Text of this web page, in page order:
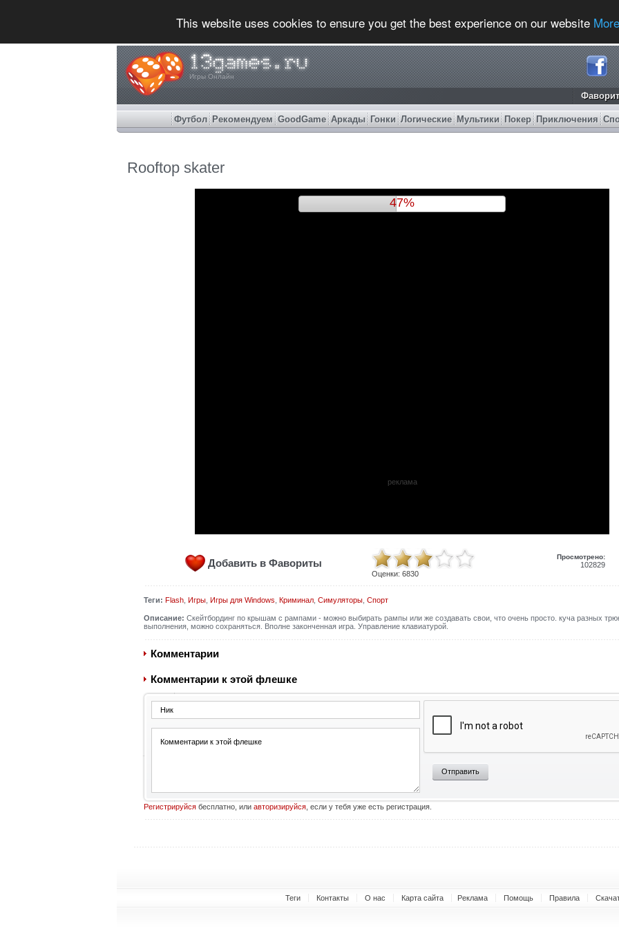
This website uses cookies to ensure you get the best experience on our website
Игры Онлайн
Футбол Рекомендуем GoodGame Аркады Гонки Логические Мультики Покер Приключения
Rooftop skater
50%
реклама
Добавить в Фавориты
Оценки: 6830
Просмотрено:
102829
Теги: Flash, Игры, Игры для Windows Криминал, Симуляторы, Спорт
Описание: Скейтбординг по крышам с рампами - можно выбирать рампы или же создавать свои, что очень просто. куча разных
выполнения, можно сохраняться. Вполне законченная игра. Управление клавиатурой.
Комментарии
Комментарии к этой флешке
Отправить
Регистрируйсябесплатно, или авторизируйся, если у тебя уже есть регистрация.
Теги Контакты О нас Карта сайта Реклама Помощь Правила